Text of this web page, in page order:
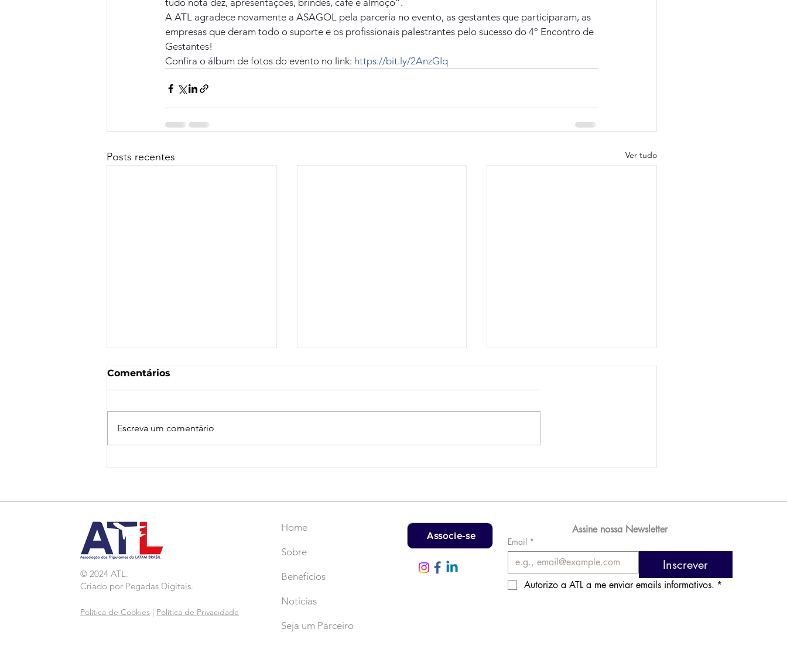
tudo nota dez, apresentações, brindes, café e almoço”.
A ATL agradece novamente a ASAGOL pela parceria no evento, as gestantes que participaram, as
empresas que deram todo o suporte e os profissionais palestrantes pelo sucesso do 4º Encontro de
Gestantes!
Confira o álbum de fotos do evento no link: https://bit.ly/2AnzGIq
Posts recentes Ver tudo
Comentários
Escreva um comentário
© 2024 ATL.
Criado por Pegadas Digitais.
Política de Cookies Política de Privacidade
Home
Sobre
Benefícios
Notícias
Seja um Parceiro
Associe-se
Assine nossa Newsletter
Email *
Inscrever
Autorizo a ATL a me enviar emails informativos. *